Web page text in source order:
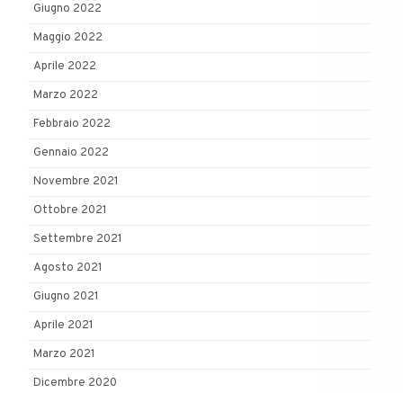
Giugno 2022
Maggio 2022
Aprile 2022
Marzo 2022
Febbraio 2022
Gennaio 2022
Novembre 2021
Ottobre 2021
Settembre 2021
Agosto 2021
Giugno 2021
Aprile 2021
Marzo 2021
Dicembre 2020